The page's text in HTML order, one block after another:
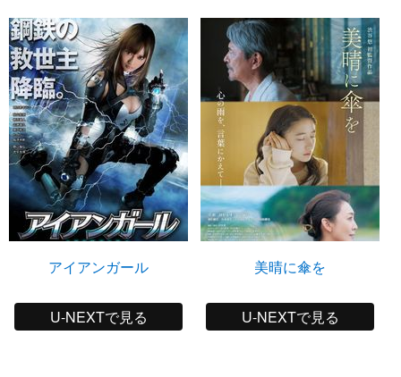
アイアンガール
U-NEXTで見る
美晴に傘を
U-NEXTで見る